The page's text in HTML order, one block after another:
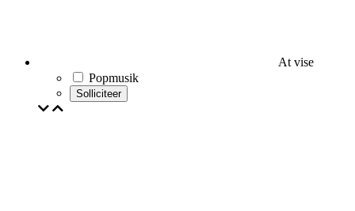
At vise
Popmusik
Solliciteer